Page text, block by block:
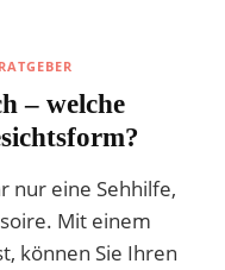
RATGEBER
– welche
nur eine Sehhilfe,
Mit einem
können Sie Ihren